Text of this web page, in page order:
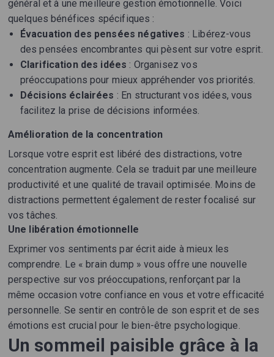
général et à une meilleure gestion émotionnelle. Voici
quelques bénéfices spécifiques :
Évacuation des pensées négatives : Libérez-vous
des pensées encombrantes qui pèsent sur votre esprit.
Clarification des idées : Organisez vos
préoccupations pour mieux appréhender vos priorités.
Décisions éclairées : En structurant vos idées, vous
facilitez la prise de décisions informées.
Amélioration de la concentration
Lorsque votre esprit est libéré des distractions, votre
concentration augmente. Cela se traduit par une meilleure
productivité et une qualité de travail optimisée. Moins de
distractions permettent également de rester focalisé sur
vos tâches.
Une libération émotionnelle
Exprimer vos sentiments par écrit aide à mieux les
comprendre. Le « brain dump » vous offre une nouvelle
perspective sur vos préoccupations, renforçant par la
même occasion votre confiance en vous et votre efficacité
personnelle. Se sentir en contrôle de son esprit et de ses
émotions est crucial pour le bien-être psychologique.
Un sommeil paisible grâce à la